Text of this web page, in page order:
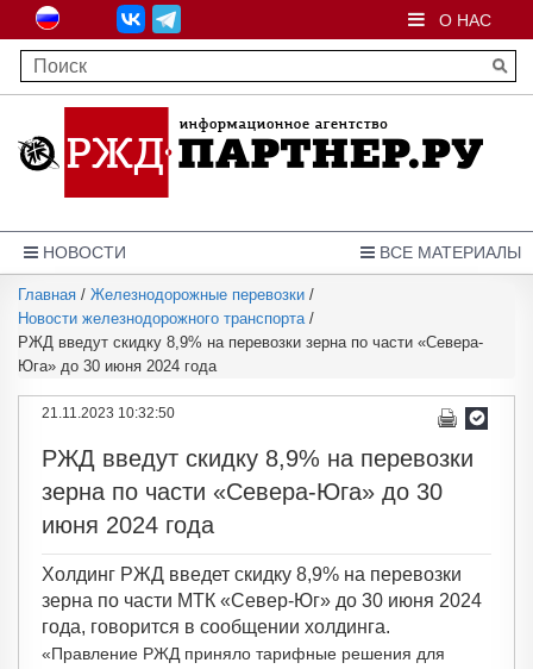
О НАС
ВСЕ МАТЕРИАЛЫ
НОВОСТИ
Главная / Железнодорожные перевозки /
Новости железнодорожного транспорта/
РЖД введут скидку 8,9% на перевозки зерна по части «Севера-
Юга» до 30 июня 2024 года
21.11.2023 10:32:50
РЖД введут скидку 8,9% на перевозки
зерна по части «Севера-Юга» до 30
июня 2024 года
Холдинг РЖД введет скидку 8,9% на перевозки
зерна по части МТК «Север-Юг» до 30 июня 2024
года, говорится в сообщении холдинга.
«Правление РЖД приняло тарифные решения для